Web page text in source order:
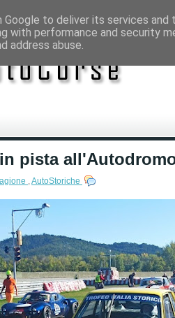
pista
,AutoStoriche
to deliver its services and
with performance and security
address abuse.